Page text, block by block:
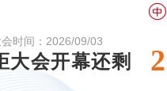

会时间：2026/09/03
大会开幕还剩 2